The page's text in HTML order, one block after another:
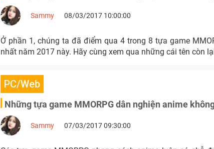
Sammy 08/03/2017 10:00:00
Ở phần 1, chúng ta đã điểm qua 4 trong 8 tựa game
nhất năm 2017 này. Hãy cùng xem qua những cái tên còn
PC/Web
Những tựa game MMORPG dân nghiện anime
Sammy 07/03/2017 09:30:00